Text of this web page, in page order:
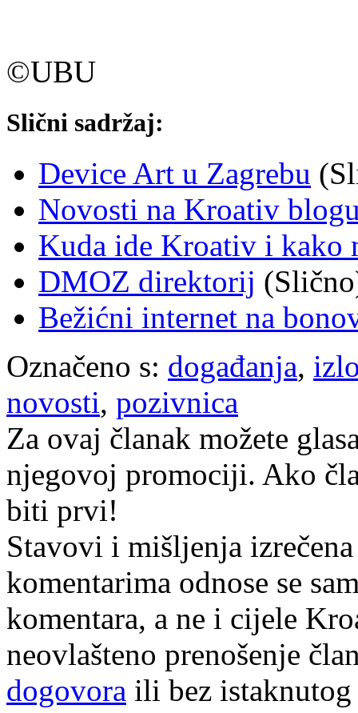
©UBU
Slični sadržaj:
Device Art u Zagrebu
Novosti na Kroativ
Kuda ide Kroativ i kako
DMOZ direktorij
Bežićni internet na
Označeno s: događanja,
novosti, pozivnica
Za ovaj članak možete
njegovoj promociji. Ako
biti prvi!
Stavovi i mišljenja
komentarima odnose se
komentara, a ne i cijele
neovlašteno prenošenje
dogovora ili bez